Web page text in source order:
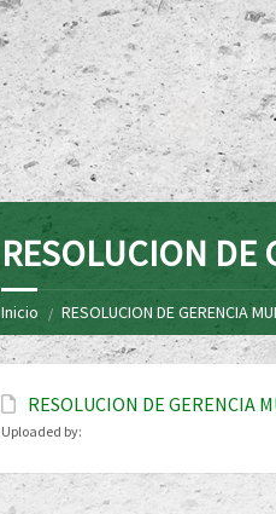
RESOLUCION DE
Inicio RESOLUCION DE GERENCIA
RESOLUCION DE GERENCIA
Uploaded by: